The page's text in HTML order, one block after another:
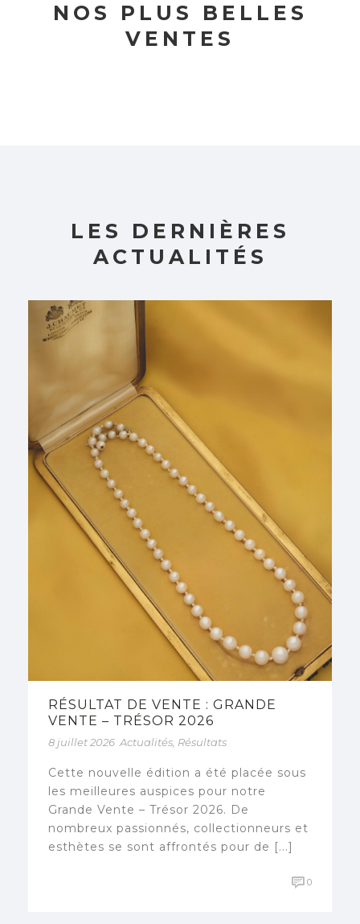
NOS PLUS BELLES
VENTES
LES DERNIÈRES
ACTUALITÉS
RÉSULTAT DE VENTE : GRANDE
VENTE – TRÉSOR 2026
8 juillet 2026 Actualités Résultats
Cette nouvelle édition a été placée sous
les meilleures auspices pour notre
Grande Vente – Trésor 2026. De
nombreux passionnés, collectionneurs et
esthètes se sont affrontés pour de [...]
0